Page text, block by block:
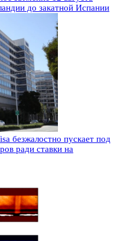
до закатной Испании
безжалостно пускает под
ради ставки на